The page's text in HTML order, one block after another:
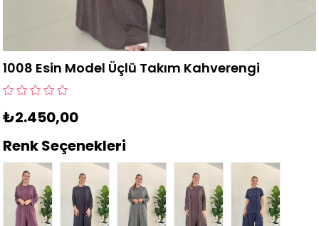
1008 Esin Model Üçlü Takım Kahverengi
₺2.450,00
Renk Seçenekleri